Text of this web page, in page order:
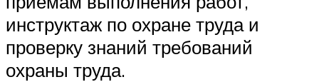
инструктаж по охране труда и
проверку знаний требований
охраны труда.